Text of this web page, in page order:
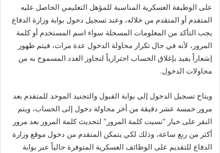
على الوظيفة العسكرية المناسبة للمؤهل التعليمي الحاصل عليه
المتقدم أو المتقدم من خلاله، وعند تسجيل دخول بوابة وزارة الدفاع
يجب التأكد من المعلومات المسجلة سواء اسم المستخدم أو كلمة
المرور، لأنه في حال تكرار محاولة الدخول عدة مرات، فيتم ظهور
إشعاراً يفيد بإغلاق الحساب احترازياً لتجاوز العدد المسموح به من
محاولات الدخول.
ويتاح تسجيل الدخول إلى بوابة القبول والتجنيد الموحد للمتقدم بعد
مرور خمسة عشر دقيقة من أخر محاولة دخول إلى الحساب، ويتم
النقر على خيار “نسيت كلمة المرور” لتحديث كلمة المرور بعد مرور
أكثر من ربع ساعة، وذلك لكي يتمكن المتقدم من دخول موقع وزارة
الدفاع للتقديم على الوظائف العسكرية المتوفرة حالياً عبر بوابة